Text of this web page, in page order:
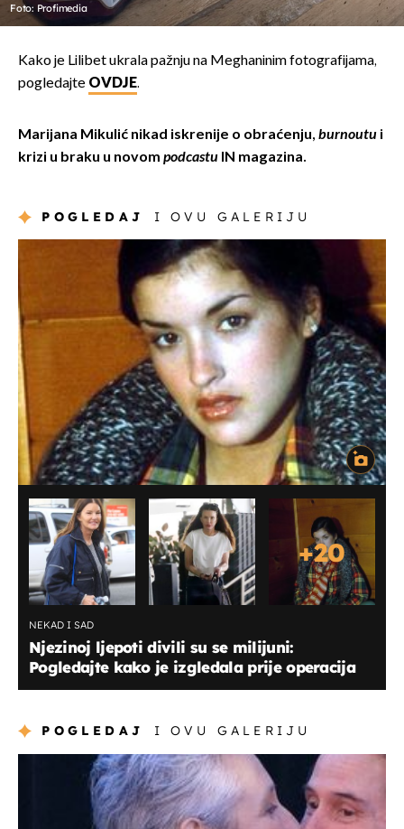
Foto: Profimedia
Kako je Lilibet ukrala pažnju na Meghaninim fotografijama,
pogledajte OVDJE.
Marijana Mikulić nikad iskrenije o obraćenju, burnoutu i
krizi u braku u novom podcastu IN magazina.
POGLEDAJ I OVU GALERIJU
+20
NEKAD I SAD
Njezinoj ljepoti divili su se milijuni:
Pogledajte kako je izgledala prije operacija
POGLEDAJ I OVU GALERIJU